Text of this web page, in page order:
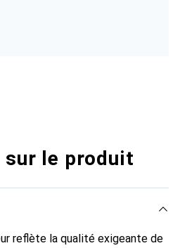
le produit
reflète la qualité exigeante de